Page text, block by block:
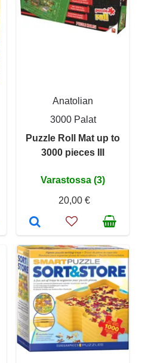
Anatolian
3000 Palat
Puzzle Roll Mat up to
3000 pieces III
Varastossa (3)
20,00 €